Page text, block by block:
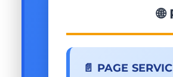
📄 PAGE